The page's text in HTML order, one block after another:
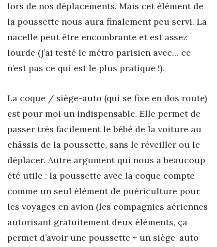
lors de nos déplacements. Mais cet élément de
la poussette nous aura finalement peu servi. La
nacelle peut être encombrante et est assez
lourde (j’ai testé le métro parisien avec… ce
n’est pas ce qui est le plus pratique !).
La coque / siège-auto (qui se fixe en dos route)
est pour moi un indispensable. Elle permet de
passer très facilement le bébé de la voiture au
châssis de la poussette, sans le réveiller ou le
déplacer. Autre argument qui nous a beaucoup
été utile : la poussette avec la coque compte
comme un seul élément de puériculture pour
les voyages en avion (les compagnies aériennes
autorisant gratuitement deux éléments, ça
permet d’avoir une poussette + un siège-auto